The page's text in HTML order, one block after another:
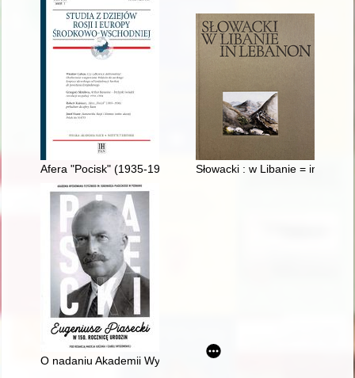
Afera "Pocisk" (1935-1936) : preludium do afery Rana
Słowacki : w Libanie = in
O nadaniu Akademii Wychowania Fizycznego w Poznaniu